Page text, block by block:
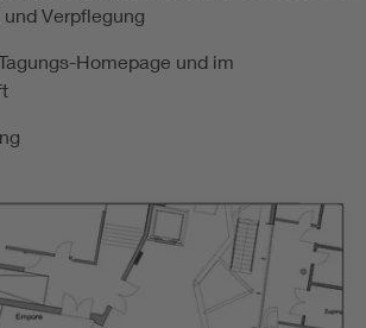
Verpflegung
Homepage und im